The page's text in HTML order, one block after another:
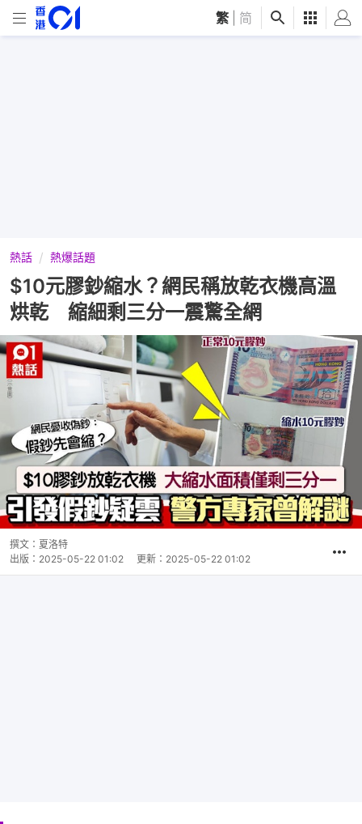
繁 简
熱話 熱爆話題
$10元膠鈔縮水？網民稱放乾衣機高溫
烘乾 縮細剩三分一震驚全網
撰文： 夏洛特
出版： 2025-05-22 01:02 更新： 2025-05-22 01:02